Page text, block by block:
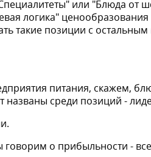
или "Блюда от
логика" ценообразования
такие позиции с
питания, скажем,
названы среди позиций -
говорим о прибыльности -